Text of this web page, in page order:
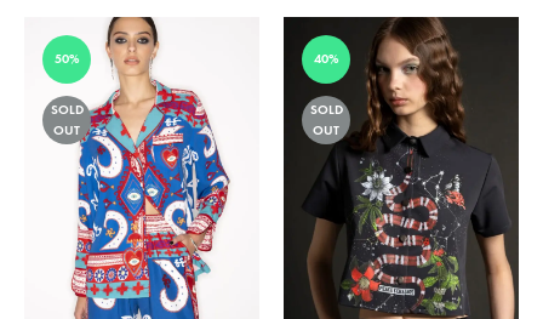
50%
SOLD
OUT
40%
SOLD
OUT